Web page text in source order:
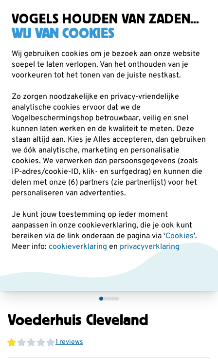
VOGELS HOUDEN VAN ZADEN...
WIJ VAN COOKIES
Wij gebruiken cookies om je bezoek aan onze website
soepel te laten verlopen. Van het onthouden van je
voorkeuren tot het tonen van de juiste nestkast.
Zo zorgen noodzakelijke en privacy-vriendelijke
analytische cookies ervoor dat we de
Vogelbeschermingshop betrouwbaar, veilig en snel
kunnen laten werken en de kwaliteit te meten. Deze
staan altijd aan. Kies je Alles accepteren, dan gebruiken
we óók analytische, marketing en personalisatie
cookies. We verwerken dan persoonsgegevens (zoals
IP-adres/cookie-ID, klik- en surfgedrag) en kunnen die
delen met onze (6) partners (zie partnerlijst) voor het
personaliseren van advertenties.
Je kunt jouw toestemming op ieder moment
aanpassen in onze cookieverklaring, die je ook kunt
bereiken via de link onderaan de pagina via ‘Cookies’.
Meer info: cookieverklaring en privacyverklaring
Voederhuisjes & -silo's Voedertafels
Voederhuis Cleveland
1 reviews